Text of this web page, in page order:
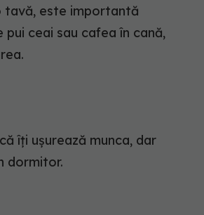
tavă, este importantă
ceai sau cafea în cană,
îți ușurează munca, dar
dormitor.